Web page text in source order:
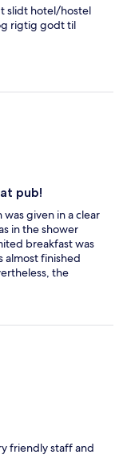
slidt hotel/hostel
rigtig godt til
pub!
given in a clear
in the shower
breakfast was
almost finished
the
in the hotel.
friendly staff and